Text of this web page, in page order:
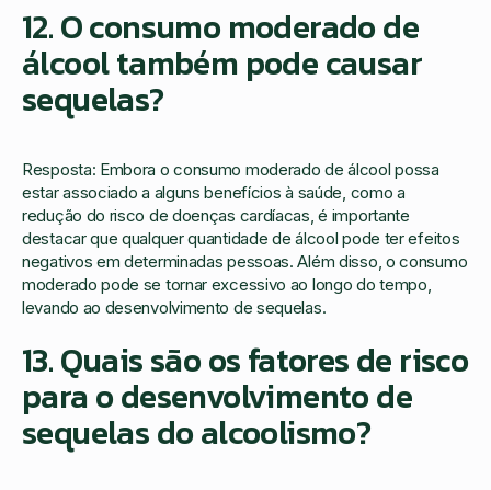
12. O consumo moderado de
álcool também pode causar
sequelas?
Resposta: Embora o consumo moderado de álcool possa
estar associado a alguns benefícios à saúde, como a
redução do risco de doenças cardíacas, é importante
destacar que qualquer quantidade de álcool pode ter efeitos
negativos em determinadas pessoas. Além disso, o consumo
moderado pode se tornar excessivo ao longo do tempo,
levando ao desenvolvimento de sequelas.
13. Quais são os fatores de risco
para o desenvolvimento de
sequelas do alcoolismo?